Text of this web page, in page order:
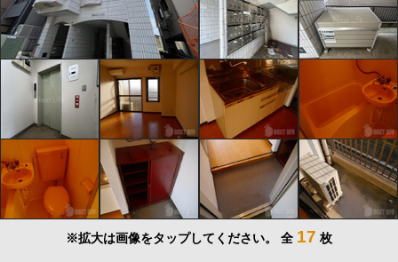
※拡大は画像をタップしてください。 全 17 枚